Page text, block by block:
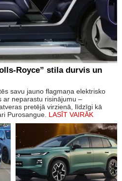
Royce” stila durvis un
savu jauno flagmaņa elektrisko
ar neparastu risinājumu –
pretējā virzienā, līdzīgi kā
Purosangue. LASĪT VAIRĀK